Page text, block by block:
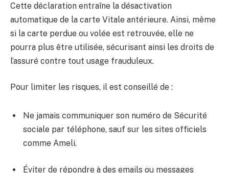
Cette déclaration entraîne la désactivation
automatique de la carte Vitale antérieure. Ainsi, même
si la carte perdue ou volée est retrouvée, elle ne
pourra plus être utilisée, sécurisant ainsi les droits de
l’assuré contre tout usage frauduleux.
Pour limiter les risques, il est conseillé de :
Ne jamais communiquer son numéro de Sécurité
sociale par téléphone, sauf sur les sites officiels
comme Ameli.
Éviter de répondre à des emails ou messages